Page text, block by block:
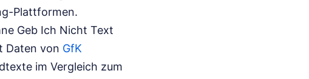
Plattformen.
Geb Ich Nicht Text
Daten von GfK
im Vergleich zum